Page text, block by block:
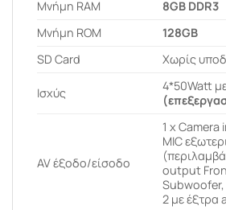
Μνήμη RAM
8GB DDR3
Μνήμη ROM
128GB
SD Card
Χωρίς
Ισχύς 4*50Watt
AV έξοδο/είσοδο
1 x Camera
MIC
output
2 με έξτρα